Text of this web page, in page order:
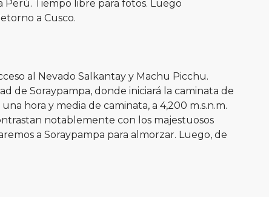
Perú. Tiempo libre para fotos. Luego
a Cusco.
al Nevado Salkantay y Machu Picchu.
de Soraypampa, donde iniciará la caminata de
hora y media de caminata, a 4,200 m.s.n.m.
notablemente con los majestuosos
a Soraypampa para almorzar. Luego, de